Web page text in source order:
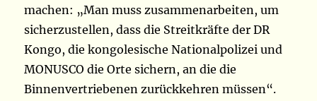
machen: „Man muss zusammenarbeiten, um
sicherzustellen, dass die Streitkräfte der DR
Kongo, die kongolesische Nationalpolizei und
MONUSCO die Orte sichern, an die die
Binnenvertriebenen zurückkehren müssen“.